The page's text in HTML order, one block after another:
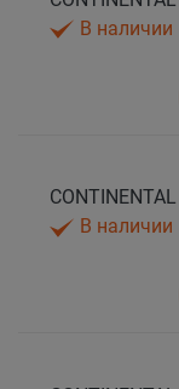
В наличии
В наличии